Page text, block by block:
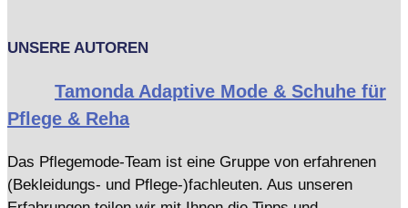
UNSERE AUTOREN
Tamonda Adaptive Mode & Schuhe für
Pflege & Reha
Das Pflegemode-Team ist eine Gruppe von erfahrenen
(Bekleidungs- und Pflege-)fachleuten. Aus unseren